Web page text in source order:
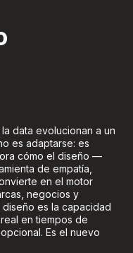
data evolucionan a un
es adaptarse: es
cómo el diseño —
de empatía,
en el motor
negocios y
es la capacidad
en tiempos de
Es el nuevo